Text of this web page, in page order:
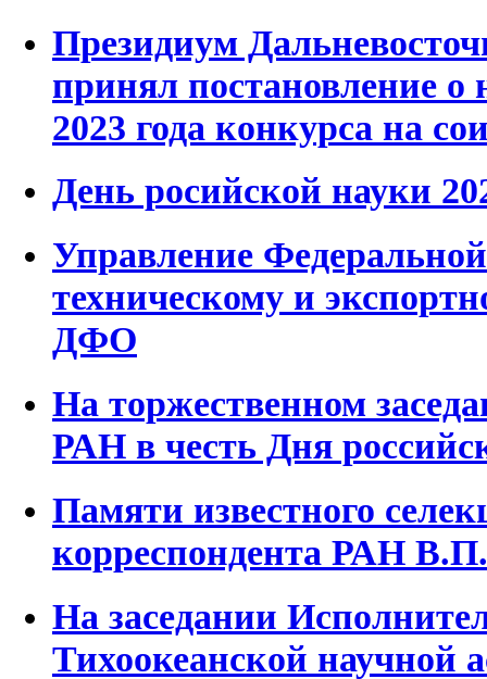
Президиум
принял постановление о
2023 года конкурса на
День росийской науки
Управление
техническому и
ДФО
На торжественном
РАН в честь Дня
Памяти известного
корреспондента РАН
На заседании
Тихоокеанской научной